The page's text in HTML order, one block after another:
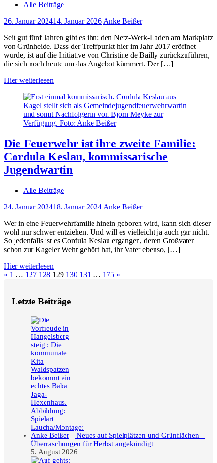
Alle Beiträge
26. Januar 202414. Januar 2026Anke Beißer
Seit gut fünf Jahren gibt es ihn: den Netz-Werk-Laden am Markplatz
von Grünheide. Dass der Treffpunkt hier im Jahr 2017 eröffnet
wurde, ist auf die Initiative von Christine de Bailly zurückzuführen,
die sich noch heute um das Angebot kümmert. Der […]
Hier weiterlesen
Die Feuerwehr ist ihre zweite Familie:
Cordula Keslau, kommissarische
Jugendwartin
Alle Beiträge
24. Januar 202418. Januar 2024 Anke Beißer
Wer in eine Feuerwehrfamilie hinein geboren wird, kann sich dieser
wohl nur schwer entziehen. Und will es vielleicht ja auch gar nicht.
So jedenfalls ist es Cordula Keslau ergangen, deren Großvater
schon zur Kageler Wehr gehört hat, ihr Vater ebenso, […]
Hier weiterlesen
Seitennummerierung
Beiträge
« Vorherige
1 … 127 128 129 130 131 … 175 Nächste
»
Letzte Beiträge
Neues auf Spielplätzen und Grünflächen –
Überraschungen für Herbst angekündigt
5. August 2026